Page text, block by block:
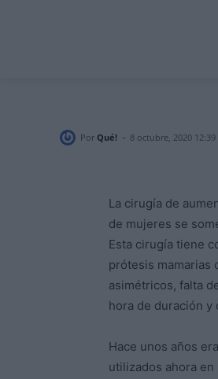
Por Qué! - 8 octubre, 2020 12:39
La cirugía de
de mujeres se
Esta cirugía tiene
prótesis mamarias
asimétricos, falta
hora de duración
Hace unos años
utilizados ahora